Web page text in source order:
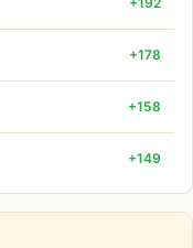
+178
+158
+149